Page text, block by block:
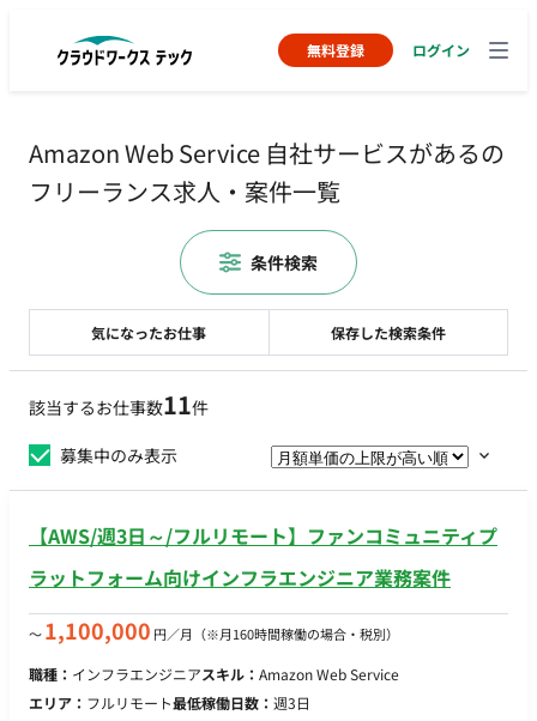
無料登録 ログイン
Amazon Web Service 自社サービスがあるの
フリーランス求人・案件一覧
該当するお仕事数11件
募集中のみ表示
【AWS/週3日～/フルリモート】ファンコミュニティプ
ラットフォーム向けインフラエンジニア業務案件
〜1,100,000 円／月 （※月160時間稼働の場合・税別）
職種： インフラエンジニアスキル： Amazon Web Service
エリア： フルリモート最低稼働日数： 週3日
気になったお仕事 保存した検索条件
条件検索